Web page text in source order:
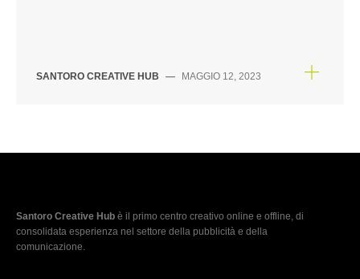
SANTORO CREATIVE HUB — MAGGIO 12, 2023
Santoro Creative Hub è il primo centro creativo online e offline, di
consolidata esperienza nel settore della pubblicità e della
comunicazione.